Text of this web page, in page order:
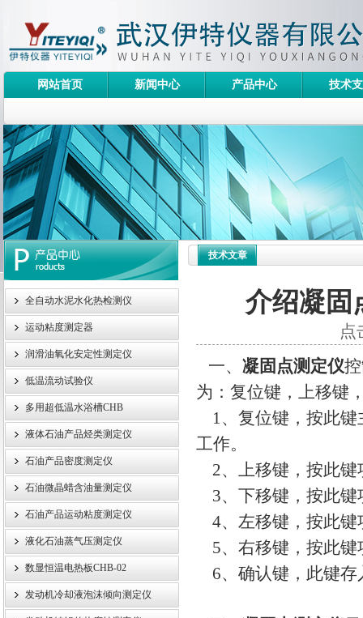
武汉伊特仪器有限公司
网站首页 新闻中心 产品中心 技术
技术文章
介绍凝固
点
一、 凝固点测定仪
为：复位键，上移键
1、复位键，按此键
工作。
2、上移键，按此键
3、下移键，按此键
4、左移键，按此键
5、右移键，按此键
6、确认键，此键存
全自动水泥水化热检测仪
运动粘度测定器
润滑油氧化安定性测定仪
低温流动试验仪
多用超低温水浴槽CHB
液体石油产品烃类测定仪
石油产品密度测定仪
石油微晶蜡含油量测定仪
石油产品运动粘度测定仪
液化石油蒸气压测定仪
数显恒温电热板CHB-02
发动机冷却液泡沫倾向测定仪